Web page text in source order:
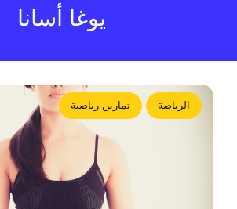
يوغا أسانا
الرياضة تمارين رياضية